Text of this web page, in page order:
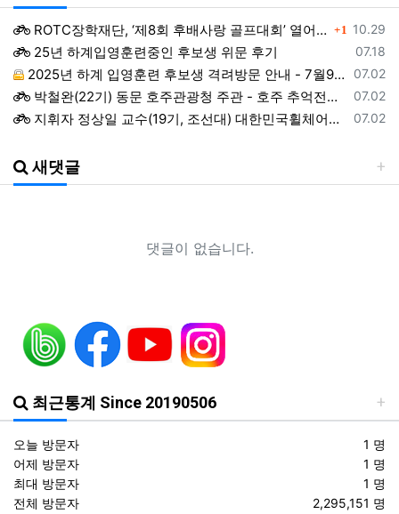
등록일
10.29
ROTC장학재단, ‘제8회 후배사랑 골프대회’ 열어.. 장학기금 3억 7,620만원 조성 댓글
1
등록일
07.18
25년 하계입영훈련중인 후보생 위문 후기
등록일
07.02
2025년 하계 입영훈련 후보생 격려방문 안내 - 7월9일(수)
등록일
07.02
박철완(22기) 동문 호주관광청 주관 - 호주 추억전에 한국화 최초 초청 전시회
등록일
07.02
지휘자 정상일 교수(19기, 조선대) 대한민국휠체어합창단 창단 10주년 기념 제10회 정기연주회
등록일
01.22
예능프로그램 ‘강철부대’ 여군편인 ‘강철부대W’에 ROTC 동문 4인이 출연
등록일
01.22
2024년 후반기 장성급장교 진급 선발자 명단
헌혈기증 행사가 있었습니다.
장군 진급을 축하드립니다. 소장 박민영(31기/정보), 준장 서필석(34기/공병).황주봉(36기/보병).김희찬(36기/기갑)
2025 하반기 국방부 중장 진급 인사
새댓글
댓글이 없습니다.
최근통계 Since 20190506
오늘 방문자
1 명
어제 방문자
1 명
최대 방문자
1 명
전체 방문자
2,295,151 명